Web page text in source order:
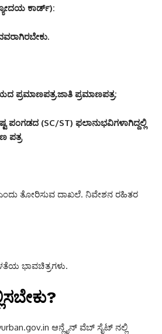
ಕಾರ್ಡ್):
ಪ್ರಮಾಣಪತ್ರ.ಜಾತಿ ಪ್ರಮಾಣಪತ್ರ:
ಪಂಗಡದ (SC/ST) ಫಲಾನುಭವಿಗಳಾಗಿದ್ದಲ್ಲಿ
ಪತ್ರ
ತೋರಿಸುವ ದಾಖಲೆ. ನಿವೇಶನ ರಹಿತರ
ಭಾವಚಿತ್ರಗಳು.
ಆನ್ಲೈನ್ ವೆಬ್ ಸೈಟ್ ನಲ್ಲಿ